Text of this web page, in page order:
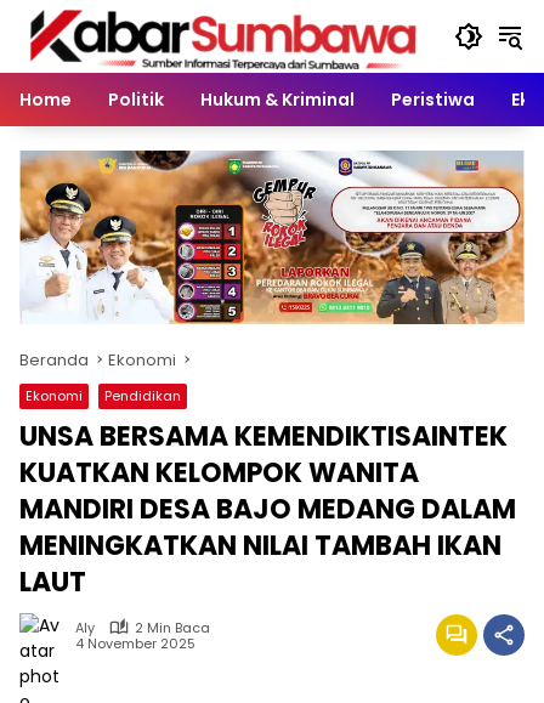
Langsung
konten
Home
Politik Hukum & Kriminal Peristiwa
Beranda Ekonomi
Ekonomi Pendidikan
UNSA BERSAMA KEMENDIKTISAINTEK
KUATKAN KELOMPOK WANITA
MANDIRI DESA BAJO MEDANG DALAM
MENINGKATKAN NILAI TAMBAH IKAN
LAUT
Aly
2 Min Baca
4 November 2025